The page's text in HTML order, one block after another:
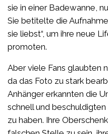
sie in einer Badewanne,
Sie betitelte die
sie liebst“, um ihre neue
promoten.
Aber viele Fans glaubten
da das Foto zu stark
Anhänger erkannten die
schnell und beschuldigten
zu haben. Ihre